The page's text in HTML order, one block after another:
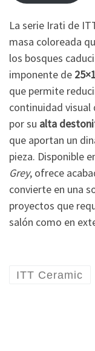
La serie Irati de
masa coloreada
los bosques
imponente de
que permite
continuidad visual
por su alta
que aportan un
pieza. Disponible
Grey, ofrece
convierte en una
proyectos que
salón como en
ITT Ceramic